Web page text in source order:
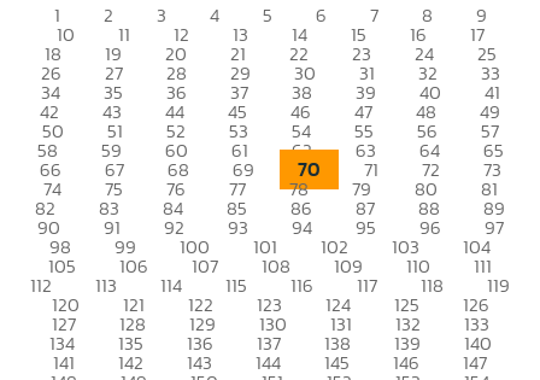
1 2 3 4 5 6 7 8 9
10 11 12 13 14 15 16 17
18 19 20 21 22 23 24 25
26 27 28 29 30 31 32 33
34 35 36 37 38 39 40 41
42 43 44 45 46 47 48 49
50 51 52 53 54 55 56 57
58 59 60 61 62 63 64 65
66 67 68 69 70 71 72 73
74 75 76 77 78 79 80 81
82 83 84 85 86 87 88 89
90 91 92 93 94 95 96 97
98 99 100 101 102 103 104
105 106 107 108 109 110 111
112 113 114 115 116 117 118 119
120 121 122 123 124 125 126
127 128 129 130 131 132 133
134 135 136 137 138 139 140
141 142 143 144 145 146 147